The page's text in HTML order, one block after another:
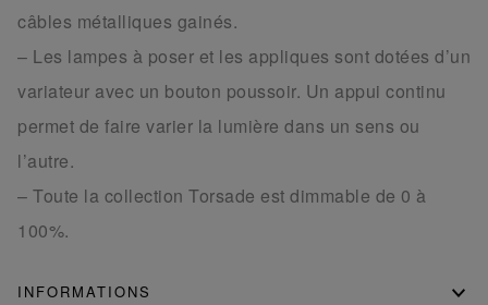
câbles métalliques gainés.
– Les lampes à poser et les appliques sont dotées d’un
variateur avec un bouton poussoir. Un appui continu
permet de faire varier la lumière dans un sens ou
l’autre.
– Toute la collection Torsade est dimmable de 0 à
100%.
INFORMATIONS